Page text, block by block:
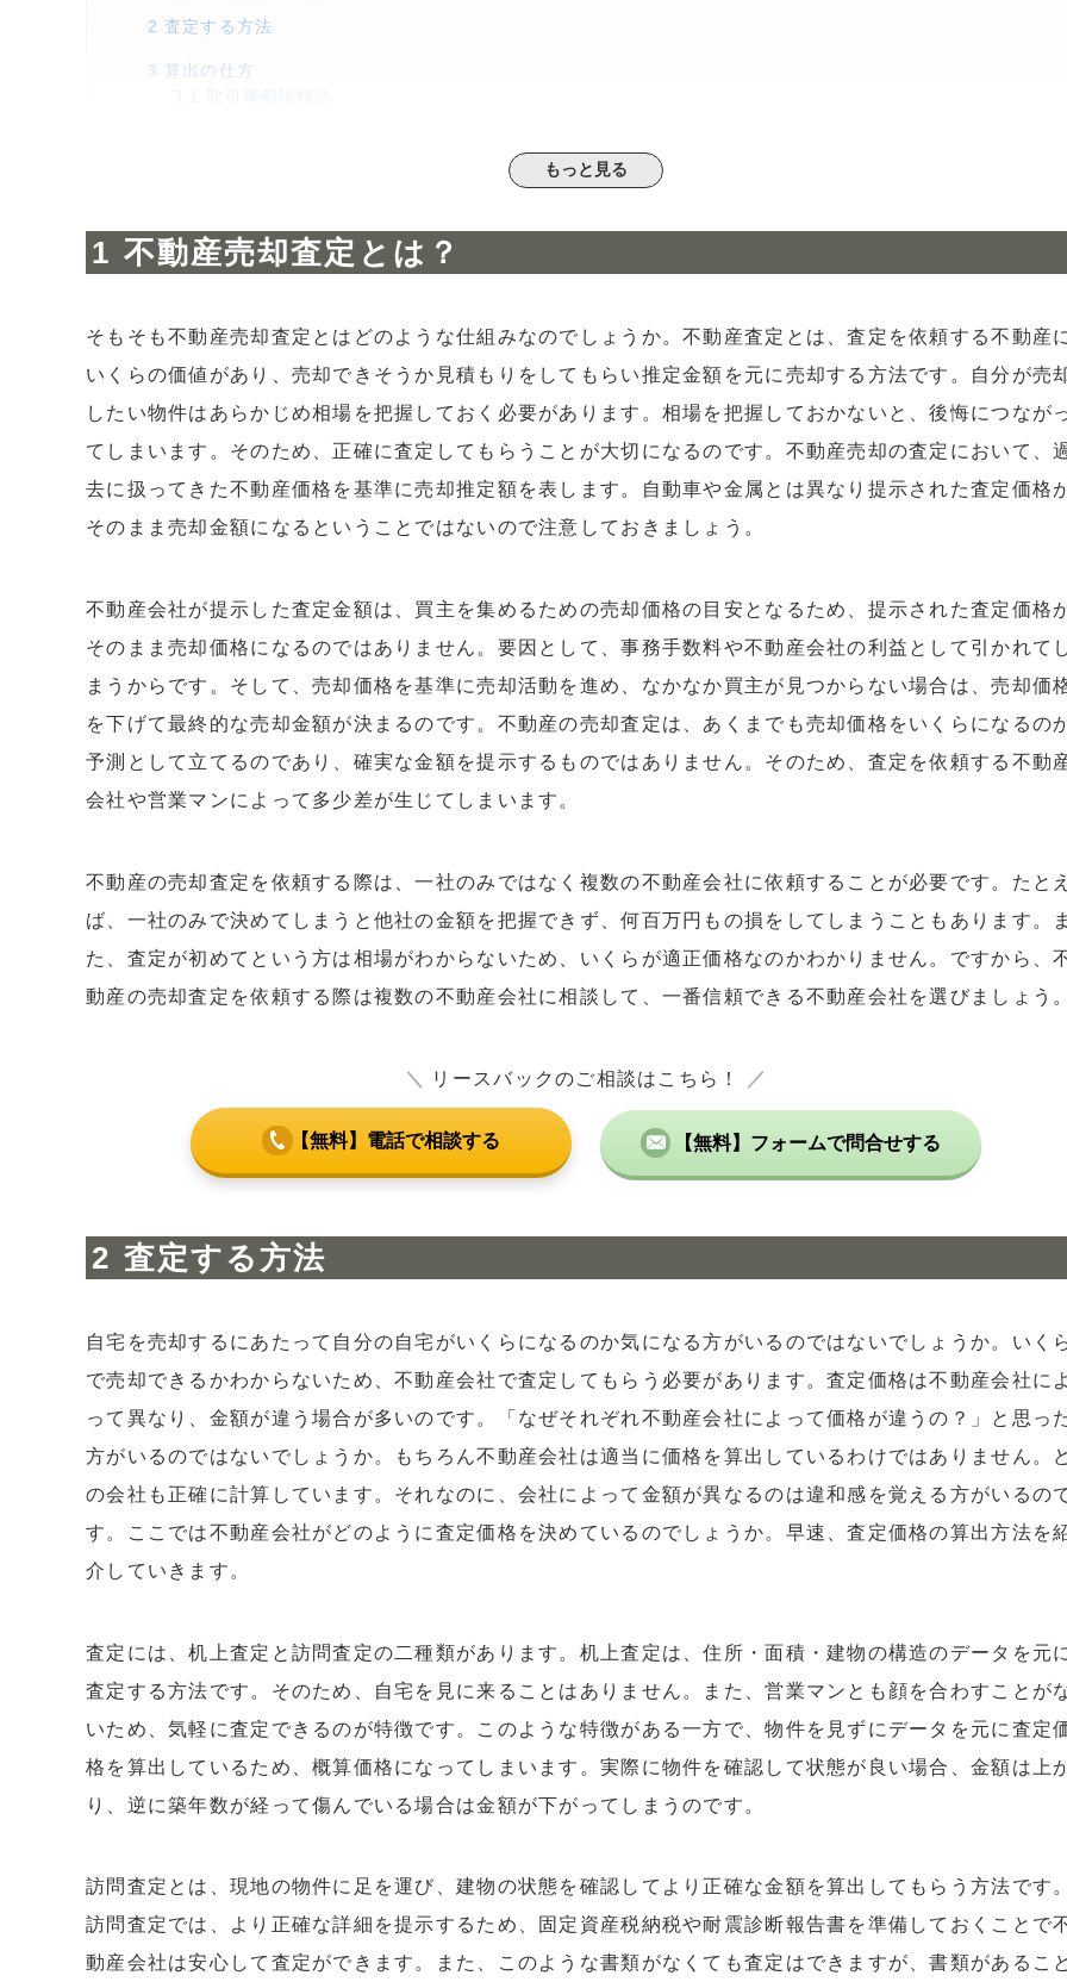
2 査定する方法
3 算出の仕方
4まとめ
もっと見る
不動産売却査定とは？
そもそも不動産売却査定とはどのような仕組みなのでしょうか。不動産査定とは、査定を依頼する不動産
いくらの価値があり、売却できそうか見積もりをしてもらい推定金額を元に売却する方法です。自分が売
したい物件はあらかじめ相場を把握しておく必要があります。相場を把握しておかないと、後悔につなが
てしまいます。そのため、正確に査定してもらうことが大切になるのです。不動産売却の査定において、
去に扱ってきた不動産価格を基準に売却推定額を表します。自動車や金属とは異なり提示された査定価格
そのまま売却金額になるということではないので注意しておきましょう。
不動産会社が提示した査定金額は、買主を集めるための売却価格の目安となるため、提示された査定価格
そのまま売却価格になるのではありません。要因として、事務手数料や不動産会社の利益として引かれて
まうからです。そして、売却価格を基準に売却活動を進め、なかなか買主が見つからない場合は、売却価
を下げて最終的な売却金額が決まるのです。不動産の売却査定は、あくまでも売却価格をいくらになるの
予測として立てるのであり、確実な金額を提示するものではありません。そのため、査定を依頼する不動
会社や営業マンによって多少差が生じてしまいます。
不動産の売却査定を依頼する際は、一社のみではなく複数の不動産会社に依頼することが必要です。たとえ
ば、一社のみで決めてしまうと他社の金額を把握できず、何百万円もの損をしてしまうこともあります。ま
た、査定が初めてという方は相場がわからないため、いくらが適正価格なのかわかりません。ですから、
動産の売却査定を依頼する際は複数の不動産会社に相談して、一番信頼できる不動産会社を選びましょう。
＼ リースバックのご相談はこちら！ ／
【無料】電話で相談する 【無料】フォームで問合せする
査定する方法
自宅を売却するにあたって自分の自宅がいくらになるのか気になる方がいるのではないでしょうか。いく
で売却できるかわからないため、不動産会社で査定してもらう必要があります。査定価格は不動産会社によ
って異なり、金額が違う場合が多いのです。「なぜそれぞれ不動産会社によって価格が違うの？」と思っ
方がいるのではないでしょうか。もちろん不動産会社は適当に価格を算出しているわけではありません。
の会社も正確に計算しています。それなのに、会社によって金額が異なるのは違和感を覚える方がいるの
す。ここでは不動産会社がどのように査定価格を決めているのでしょうか。早速、査定価格の算出方法を
介していきます。
査定には、机上査定と訪問査定の二種類があります。机上査定は、住所・面積・建物の構造のデータを元
査定する方法です。そのため、自宅を見に来ることはありません。また、営業マンとも顔を合わすことが
いため、気軽に査定できるのが特徴です。このような特徴がある一方で、物件を見ずにデータを元に査定
格を算出しているため、概算価格になってしまいます。実際に物件を確認して状態が良い場合、金額は上
り、逆に築年数が経って傷んでいる場合は金額が下がってしまうのです。
訪問査定とは、現地の物件に足を運び、建物の状態を確認してより正確な金額を算出してもらう方法です。
訪問査定では、より正確な詳細を提示するため、固定資産税納税や耐震診断報告書を準備しておくことで
動産会社は安心して査定ができます。また、このような書類がなくても査定はできますが、書類があること